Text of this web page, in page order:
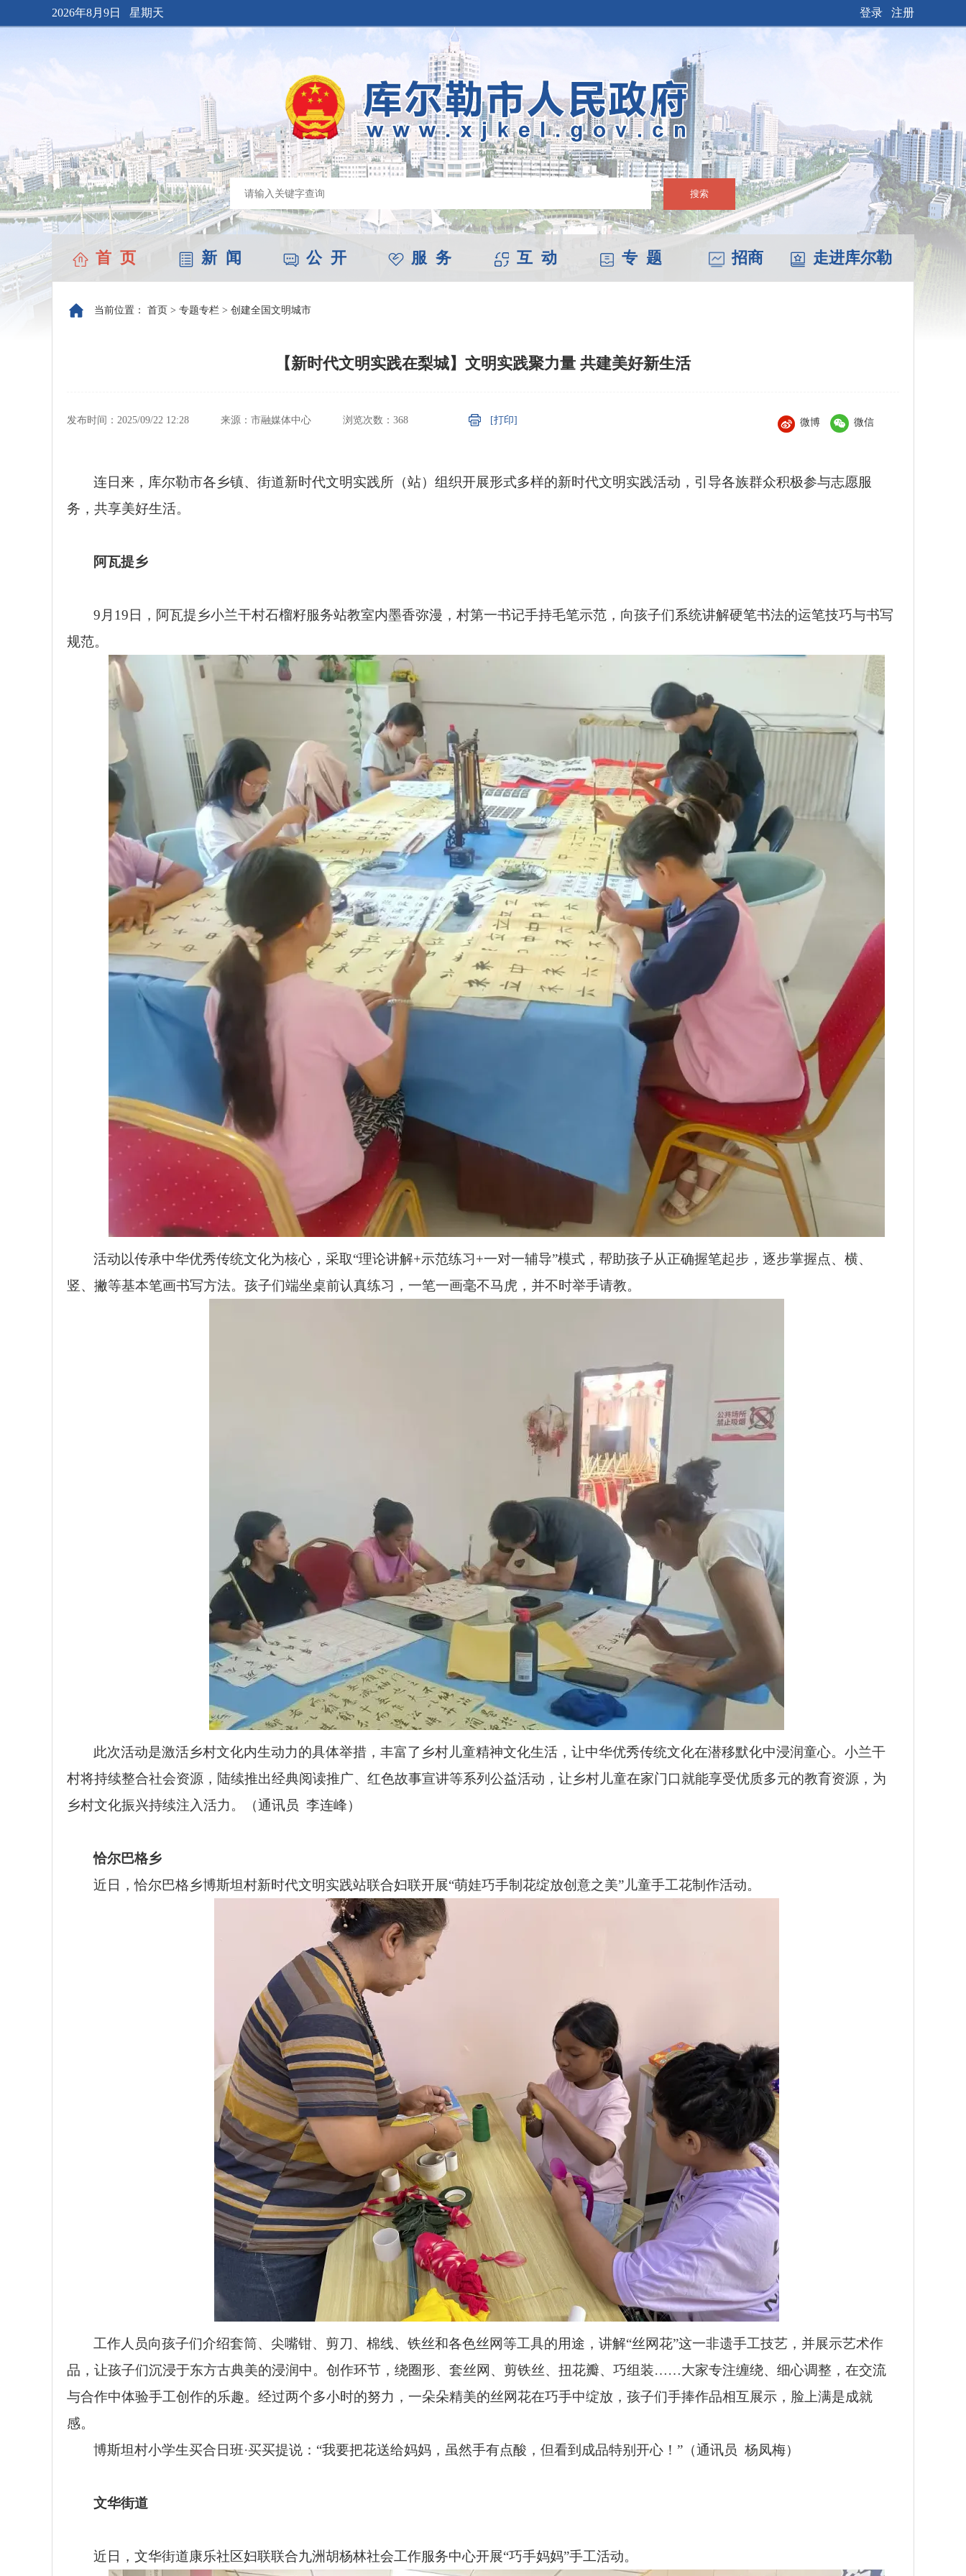
2026年8月9日 星期天 登录 注册
搜索
首 页 新 闻 公 开 服 务 互 动 专 题 招商 走进库尔勒
当前位置： 首页 > 专题专栏 > 创建全国文明城市
【新时代文明实践在梨城】文明实践聚力量 共建美好新生活
发布时间：2025/09/22 12:28 来源：市融媒体中心 浏览次数： 368 [打印] 微博 微信
连日来，库尔勒市各乡镇、街道新时代文明实践所（站）组织开展形式多样的新时代文明实践活动，引导各族群众积极参与志愿服
务，共享美好生活。
阿瓦提乡
9月19日，阿瓦提乡小兰干村石榴籽服务站教室内墨香弥漫，村第一书记手持毛笔示范，向孩子们系统讲解硬笔书法的运笔技巧与书写
规范。
活动以传承中华优秀传统文化为核心，采取“理论讲解+示范练习+一对一辅导”模式，帮助孩子从正确握笔起步，逐步掌握点、横、
竖、撇等基本笔画书写方法。孩子们端坐桌前认真练习，一笔一画毫不马虎，并不时举手请教。
此次活动是激活乡村文化内生动力的具体举措，丰富了乡村儿童精神文化生活，让中华优秀传统文化在潜移默化中浸润童心。小兰干
村将持续整合社会资源，陆续推出经典阅读推广、红色故事宣讲等系列公益活动，让乡村儿童在家门口就能享受优质多元的教育资源，为
乡村文化振兴持续注入活力。（通讯员 李连峰）
恰尔巴格乡
近日，恰尔巴格乡博斯坦村新时代文明实践站联合妇联开展“萌娃巧手制花绽放创意之美”儿童手工花制作活动。
工作人员向孩子们介绍套筒、尖嘴钳、剪刀、棉线、铁丝和各色丝网等工具的用途，讲解“丝网花”这一非遗手工技艺，并展示艺术作
品，让孩子们沉浸于东方古典美的浸润中。创作环节，绕圈形、套丝网、剪铁丝、扭花瓣、巧组装……大家专注缠绕、细心调整，在交流
与合作中体验手工创作的乐趣。经过两个多小时的努力，一朵朵精美的丝网花在巧手中绽放，孩子们手捧作品相互展示，脸上满是成就
感。
博斯坦村小学生买合日班·买买提说：“我要把花送给妈妈，虽然手有点酸，但看到成品特别开心！”（通讯员 杨凤梅）
文华街道
近日，文华街道康乐社区妇联联合九洲胡杨林社会工作服务中心开展“巧手妈妈”手工活动。